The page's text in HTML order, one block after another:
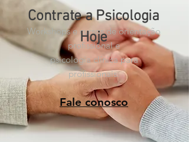
Workshops e cursos de orientação
profissional e
psicologia clínica para
profissionais.
Contrate a Psicologia
Hoje
Fale conosco